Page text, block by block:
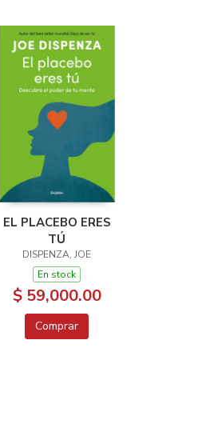
EL PLACEBO ERES
TÚ
DISPENZA, JOE
En stock
$ 59,000.00
Comprar